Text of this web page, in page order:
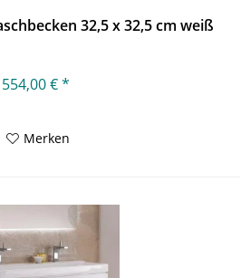
32,5 x 32,5 cm weiß
554,00 € *
Merken